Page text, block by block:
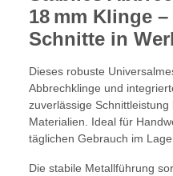
18 mm Klinge
Schnitte in
Dieses robuste
Abbrechklinge und
zuverlässige
Materialien. Ideal für
täglichen Gebrauch im
Die stabile Metallführung